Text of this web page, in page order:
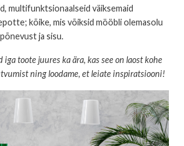
multifunktsionaalseid väiksemaid
kõike, mis võiksid mööbli olemasolu
ja sisu.
iga toote juures ka ära, kas see on laost kohe
ning loodame, et leiate inspiratsiooni!